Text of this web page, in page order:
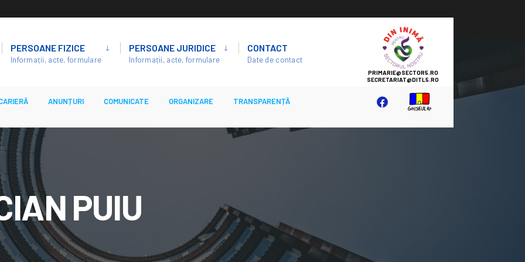
PERSOANE FIZICE
Informații, acte, formulare
PERSOANE JURIDICE
Informații, acte, formulare
CONTACT
Date de contact
SECTOR
5
ANUNȚURI COMUNICATE ORGANIZARE TRANSPARENȚĂ
PUIU